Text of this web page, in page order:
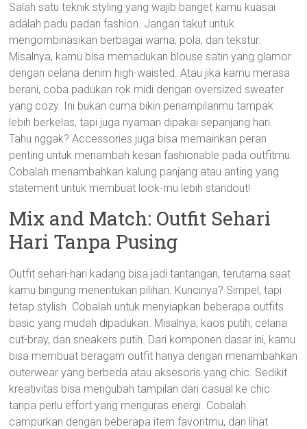
Salah satu teknik styling yang wajib banget kamu kuasai
adalah padu padan fashion. Jangan takut untuk
mengombinasikan berbagai warna, pola, dan tekstur.
Misalnya, kamu bisa memadukan blouse satin yang glamor
dengan celana denim high-waisted. Atau jika kamu merasa
berani, coba padukan rok midi dengan oversized sweater
yang cozy. Ini bukan cuma bikin penampilanmu tampak
lebih berkelas, tapi juga nyaman dipakai sepanjang hari.
Tahu nggak? Accessories juga bisa memainkan peran
penting untuk menambah kesan fashionable pada outfitmu.
Cobalah menambahkan kalung panjang atau anting yang
statement untuk membuat look-mu lebih standout!
Mix and Match: Outfit Sehari
Hari Tanpa Pusing
Outfit sehari-hari kadang bisa jadi tantangan, terutama saat
kamu bingung menentukan pilihan. Kuncinya? Simpel, tapi
tetap stylish. Cobalah untuk menyiapkan beberapa outfits
basic yang mudah dipadukan. Misalnya, kaos putih, celana
cut-bray, dan sneakers putih. Dari komponen dasar ini, kamu
bisa membuat beragam outfit hanya dengan menambahkan
outerwear yang berbeda atau aksesoris yang chic. Sedikit
kreativitas bisa mengubah tampilan dari casual ke chic
tanpa perlu effort yang menguras energi. Cobalah
campurkan dengan beberapa item favoritmu, dan lihat